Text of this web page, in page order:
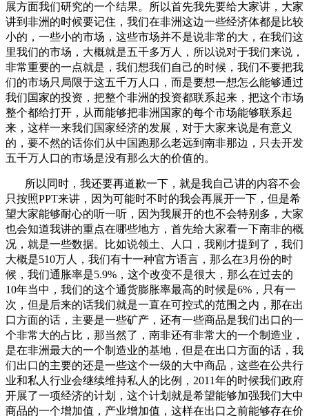
展方面我们研究的一个结果。所以首先我先要给大家讲，大家
讲到非洲的时候要记住，我们在非洲这边一些经济体都是比较
小的，一些小的市场，这些市场并不是说非常的大，在我们这
里我们的市场，大概就是五千多万人，所以说对于我们来说，
非常重要的一点就是，我们想我们自己的时候，我们不要把我
们的市场只局限于这五千万人口，而是要想一想怎么能够通过
我们国家的投资，把整个非洲的投资都联系起来，把这个市场
整个都给打开，从而能够把非洲国家的每个市场能够联系起
来，这样一来我们国家经济的发展，对于大家来说是有意义
的，要不然的话你们从中国跑那么老远到南非那边，只去开发
五千万人口的市场是没有那么大的价值的。
所以同时，我还要再道歉一下，就是我自己讲的内容不会
只按照PPT来讲，因为可能时不时的我会再展开一下，但是希
望大家能够耐心的听一听，因为我展开的也不会特别多，大家
也会知道我讲的重点在哪些地方，首先给大家看一下南非的概
况，就是一些数据。比如说领土、人口，我刚才提到了，我们
大概是510万人，我们有十一种官方语言，那么在3月份的时
候，我们通胀率是5.9%，这个改变不是很大，那么在过去的
10年当中，我们的这个通货膨胀率最高的时候是6%，只有一
次，但是后来的话我们就是一直在可控式的范围之内，那在出
口方面的话，主要是一些矿产，还有一些商品是我们出口的一
个非常大的占比，那当然了，南非还有非常大的一个制造业，
是在非洲最大的一个制造业的基地，但是在出口方面的话，我
们出口的主要的还是一些这个一级的大中商品，这些在公共行
业和私人行业会继续维持私人的比例，2011年的时候我们政府
开展了一项经济的计划，这个计划就是希望能够加强我们大中
商品的一个增加值，产业增加值，这样在出口之前能够存在价